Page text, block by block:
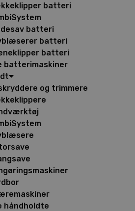
batteri
batteri
batteri
batteri
batterimaskiner
og trimmere
håndholdte